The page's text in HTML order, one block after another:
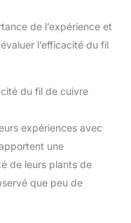
de l’expérience et
l’efficacité du fil
du fil de cuivre
expériences avec
une
de leurs plants de
que peu de